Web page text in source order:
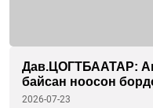
Дав.ЦОГТБААТАР:
байсан ноосон
бүсийн гурван
2026-07-23